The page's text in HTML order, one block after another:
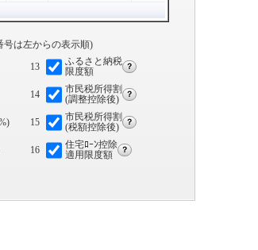
は左からの表示順)
13
ふるさと納税
限度額
？
14
市民税所得割
(調整控除後)
？
15
市民税所得割
(税額控除後)
？
16
住宅ﾛｰﾝ控除
適用限度額
？